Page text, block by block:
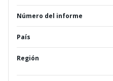
Número del informe
País
Región